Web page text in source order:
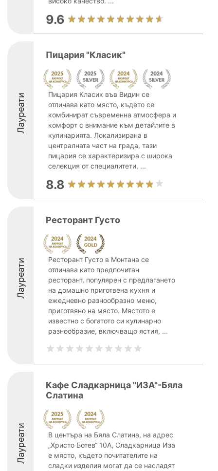
9.6
Лауреати
Пицария "Класик"
Пицария Класик във Видин се
отличава като място, където се
комбинират съвременна атмосфера и
комфорт с внимание към детайлите в
кулинарията. Локализирана в
централната част на града, тази
пицария се характеризира с широка
селекция от специалитети, ...
8.8
Лауреати
Ресторант Густо
Ресторант Густо в Монтана се
отличава като предпочитан
ресторант, популярен с предлагането
на домашно приготвена кухня и
ежедневно разнообразно меню,
приготвяно на място. Мястото е
известно с богатото си кулинарно
разнообразие, включващо ястия, ...
Лауреати
Кафе Сладкарница "ИЗА"-Бяла
Слатина
В центъра на Бяла Слатина, на адрес
„Христо Ботев“ 10А, Сладкарница Иза
е място, където почитателите на
сладки изделия могат да се насладят